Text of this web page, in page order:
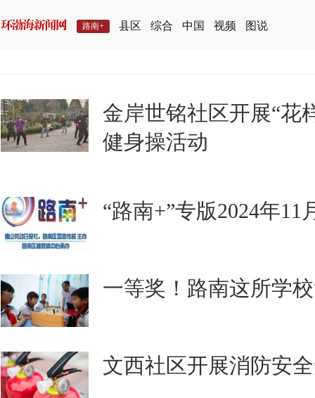
路南+ 县区 综合 中国 视频 图说
金岸世铭社区开展“花
健身操活动
“路南+”专版2024年11
一等奖！路南这所学
文西社区开展消防安